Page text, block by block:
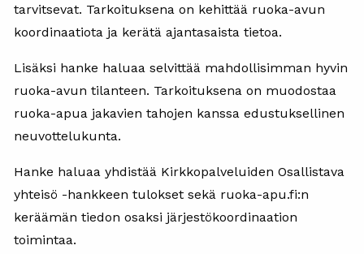
tarvitsevat. Tarkoituksena on kehittää ruoka-avun
koordinaatiota ja kerätä ajantasaista tietoa.
Lisäksi hanke haluaa selvittää mahdollisimman hyvin
ruoka-avun tilanteen. Tarkoituksena on muodostaa
ruoka-apua jakavien tahojen kanssa edustuksellinen
neuvottelukunta.
Hanke haluaa yhdistää Kirkkopalveluiden Osallistava
yhteisö -hankkeen tulokset sekä ruoka-apu.fi:n
keräämän tiedon osaksi järjestökoordinaation
toimintaa.